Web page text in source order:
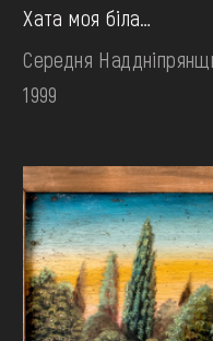
Хата моя біла…
Середня
1999